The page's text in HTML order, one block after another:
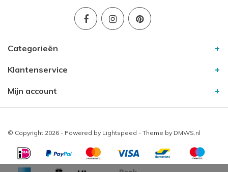
Categorieën
Klantenservice
Mijn account
© Copyright 2026 - Powered by Lightspeed - Theme by DMWS.nl